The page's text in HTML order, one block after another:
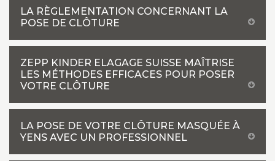
LA RÈGLEMENTATION CONCERNANT LA
POSE DE CLÔTURE
ZEPP KINDER ELAGAGE SUISSE MAÎTRISE
LES MÉTHODES EFFICACES POUR POSER
VOTRE CLÔTURE
LA POSE DE VOTRE CLÔTURE MASQUÉE À
YENS AVEC UN PROFESSIONNEL